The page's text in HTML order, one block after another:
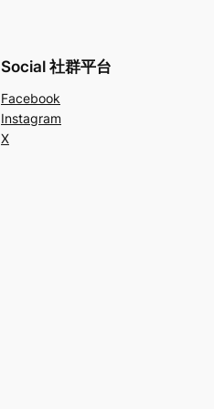
Social 社群平台
Facebook
Instagram
X